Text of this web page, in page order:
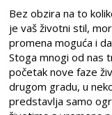
Bez obzira na to
je vaš životni stil,
promena moguća i
Stoga mnogi od nas
početak nove faze
drugom gradu, u
predstavlja samo